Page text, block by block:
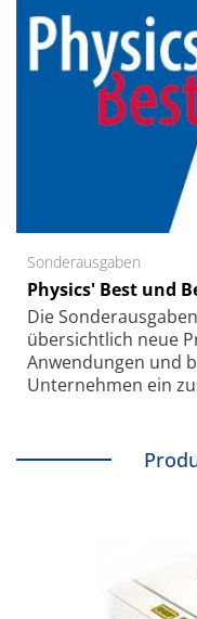
Sonderausgaben
Physics' Best und
Die
übersichtlich neue
Anwendungen und
Unternehmen ein